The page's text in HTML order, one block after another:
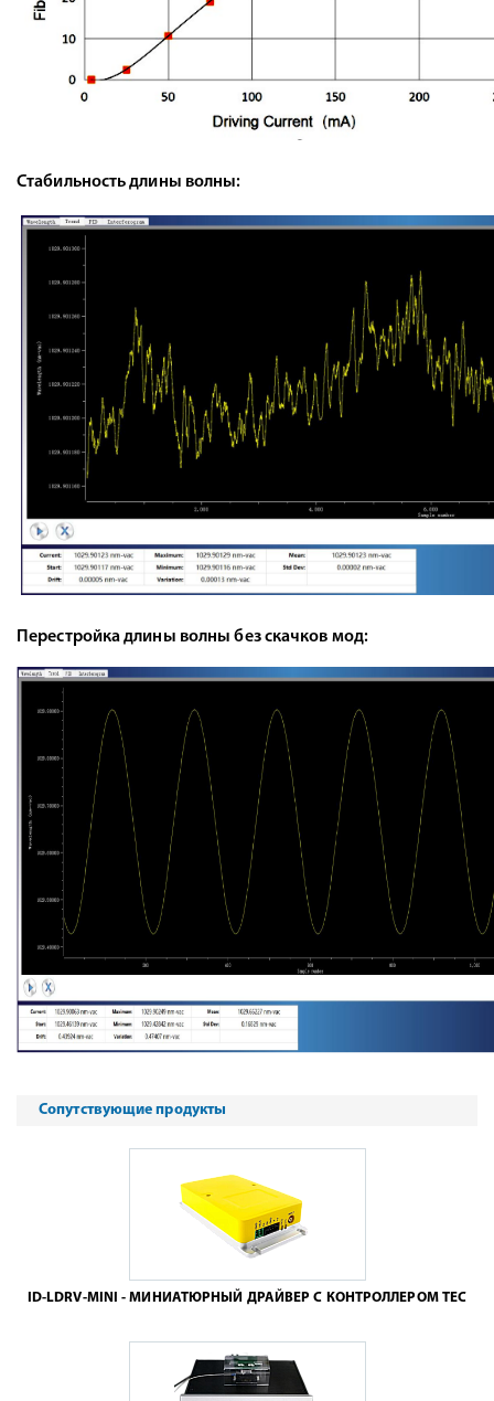
Стабильность длины волны:
Перестройка длины волны без скачков мод:
Сопутствующие продукты
ID-LDRV-MINI - МИНИАТЮРНЫЙ ДРАЙВЕР С КОНТРОЛЛЕРОМ TEC